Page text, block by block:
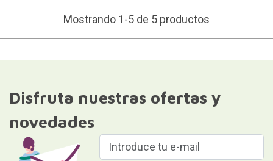
Mostrando 1-5 de 5 productos
Disfruta nuestras ofertas y
novedades